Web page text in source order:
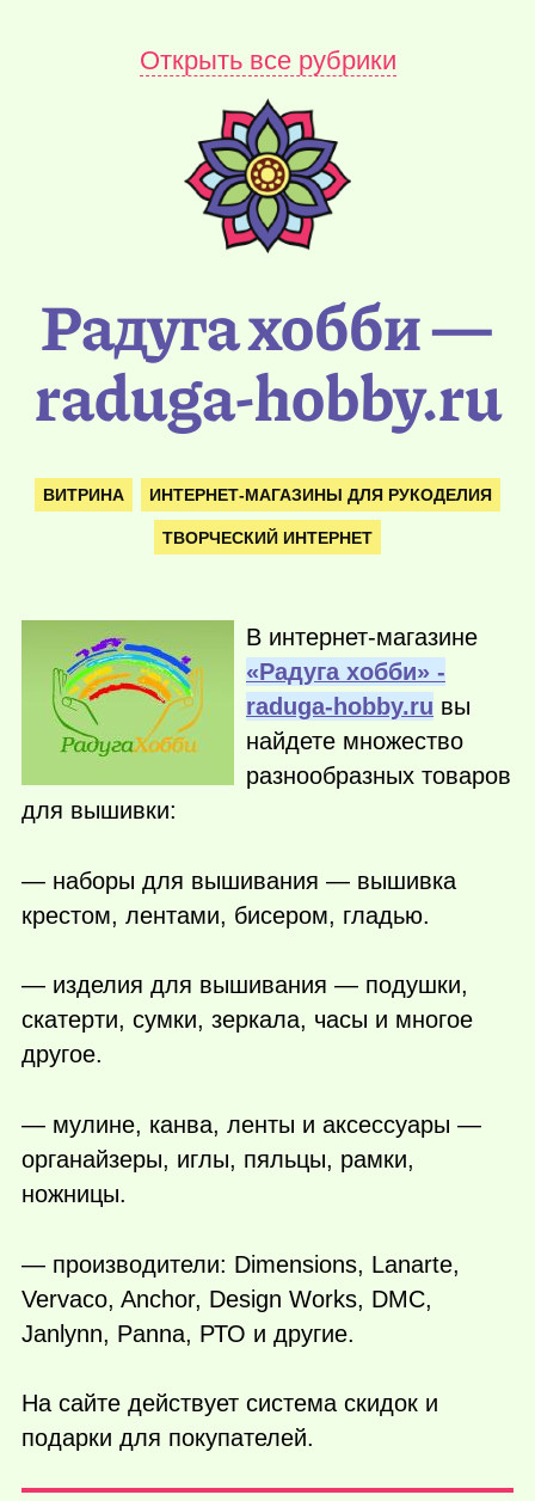
Открыть все рубрики
Радуга хобби —
raduga-hobby.ru
ВИТРИНА ИНТЕРНЕТ-МАГАЗИНЫ ДЛЯ РУКОДЕЛИЯ
ТВОРЧЕСКИЙ ИНТЕРНЕТ
В интернет-магазине
«Радуга хобби» -
raduga-hobby.ru вы
найдете множество
разнообразных товаров
для вышивки:
— наборы для вышивания — вышивка
крестом, лентами, бисером, гладью.
— изделия для вышивания — подушки,
скатерти, сумки, зеркала, часы и многое
другое.
— мулине, канва, ленты и аксессуары —
органайзеры, иглы, пяльцы, рамки,
ножницы.
— производители: Dimensions, Lanarte,
Vervaco, Anchor, Design Works, DMC,
Janlynn, Panna, РТО и другие.
На сайте действует система скидок и
подарки для покупателей.